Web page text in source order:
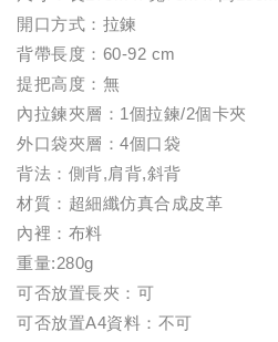
開口方式：拉鍊
背帶長度：60-92 cm
提把高度：無
內拉鍊夾層：1個拉鍊/2個卡夾
外口袋夾層：4個口袋
背法：側背,肩背,斜背
材質：超細纖仿真合成皮革
內裡：布料
重量:280g
可否放置長夾：可
可否放置A4資料：不可